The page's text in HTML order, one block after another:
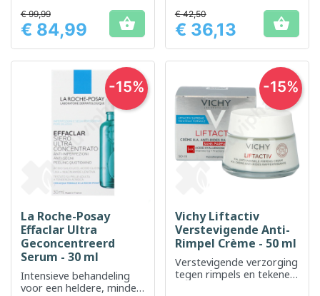
Prijs
€ 99,99
€ 84,99  Prijs
€ 42,50
€ 36,13 
La Roche-Posay
Effaclar Ultra
Geconcentreerd
Serum - 30 ml
Intensieve behandeling
voor een heldere, minder
-15%
Vichy Liftactiv
Verstevigende Anti-
Rimpel Crème - 50 ml
Verstevigende verzorging
tegen rimpels en tekenen
-15%